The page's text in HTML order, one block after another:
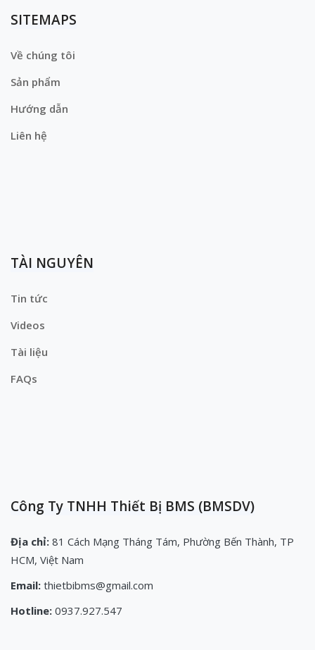
SITEMAPS
Về chúng tôi
Sản phẩm
Hướng dẫn
Liên hệ
TÀI NGUYÊN
Tin tức
Videos
Tài liệu
FAQs
Công Ty TNHH Thiết Bị BMS (BMSDV)
Địa chỉ: 81 Cách Mạng Tháng Tám, Phường Bến Thành, TP
HCM, Việt Nam
Email: thietbibms@gmail.com
Hotline: 0937.927.547